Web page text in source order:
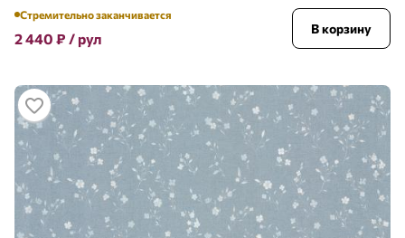
Стремительно заканчивается
2 440 ₽ / рул
В корзину